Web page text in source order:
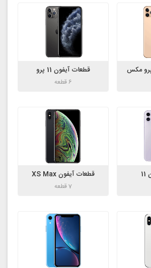
قطعات آیفون 11 پرو
6 قطعه
قطعات آیفون XS Max
7 قطعه